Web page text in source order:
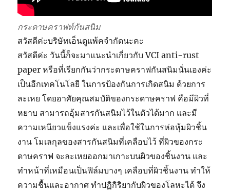
กระดาษคราฟท์กันสนิม
สวัสดีค่ะบริษัทเอ็นดูแพ้คจำกัดนะคะ
สวัสดีค่ะ วันนี้ก็จะมาแนะนำเกี่ยวกับ VCI anti-rust
paper หรือที่เรียกกันว่ากระดาษคราฟกันสนิมนั่นเองค่ะ
เป็นอีกเทคโนโลยี ในการป้องกันการเกิดสนิม ด้วยการ
ละเหย โดยอาศัยคุณสมบัติของกระดาษคราฟ คือมีผิวที่
หยาบ สามารถอุ้มสารกันสนิมไว้ในตัวได้มาก และมี
ความเหนียวแข็งแรงค่ะ และเพื่อใช้ในการห่อหุ้มผิวชิ้น
งาน โมเลกุลของสารกันสนิมที่เคลือบไว้ ที่ผิวของกระ
ดาษคราฟ จะละเหยออกมาเกาะบนผิวของชิ้นงาน และ
ทำหน้าที่เหมือนเป็นฟิล์มบางๆ เคลือบที่ผิวชิ้นงาน ทำให้
ความชื้นและอากาศ ทำปฏิกิริยากับผิวของโลหะได้ จึง